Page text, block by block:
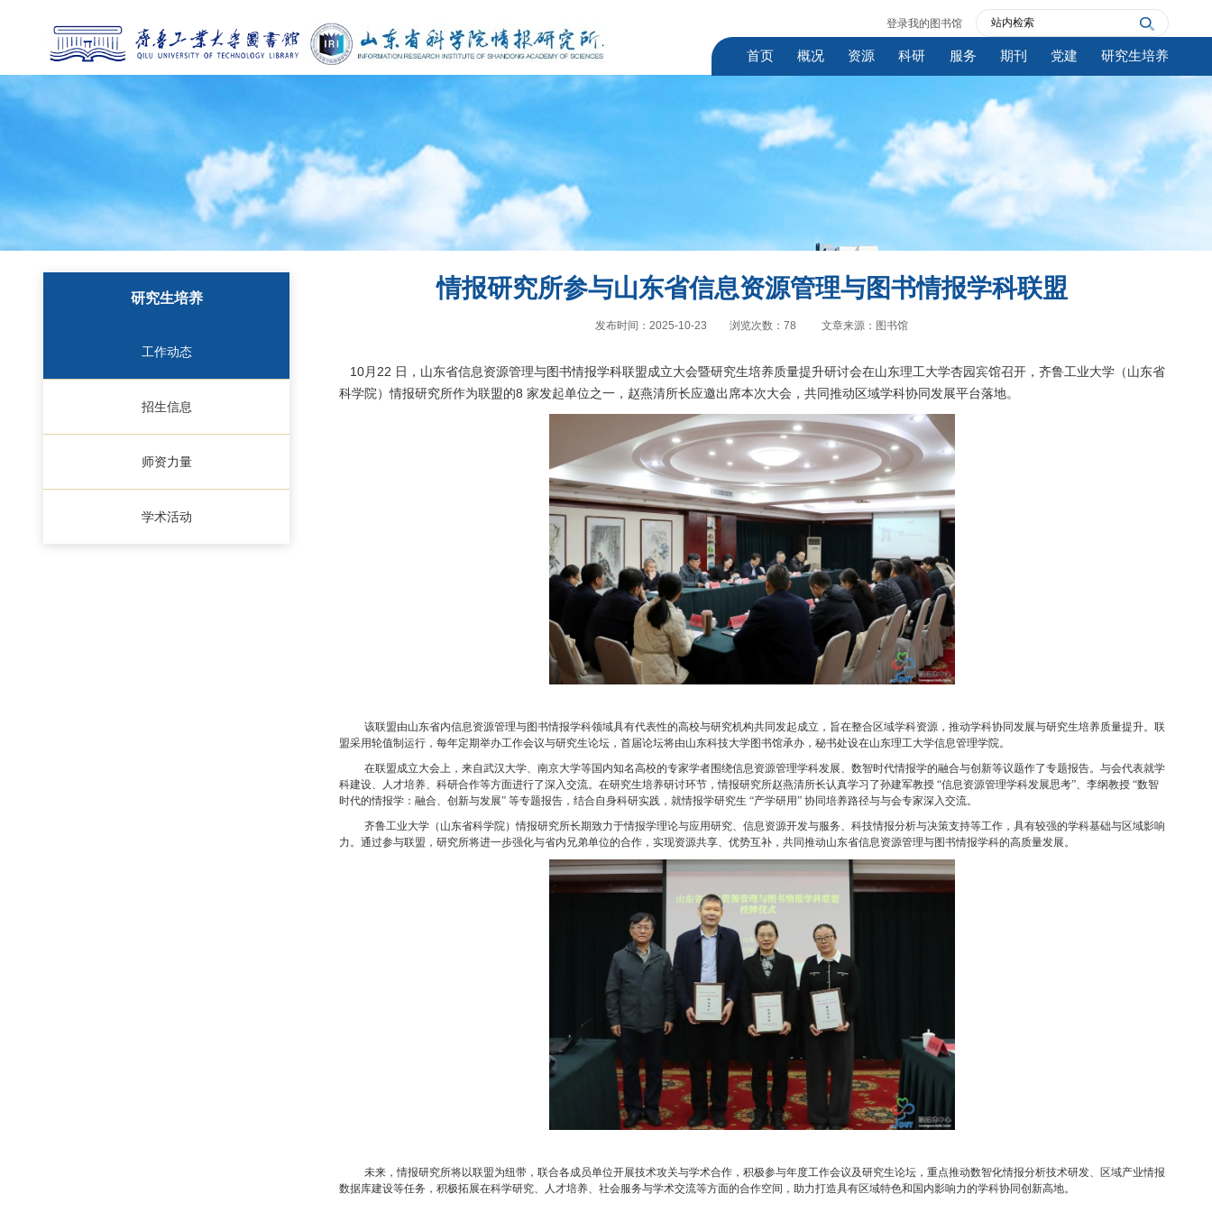
登录我的图书馆
首页 概况 资源 科研 服务 期刊 党建 研究生培养
研究生培养
工作动态
招生信息
师资力量
学术活动
情报研究所参与山东省信息资源管理与图书情报学科联盟
发布时间：2025-10-23 浏览次数：78 文章来源：图书馆
10月22 日，山东省信息资源管理与图书情报学科联盟成立大会暨研究生培养质量提升研讨会在山东理工大学杏园宾馆召开，齐鲁工业大学（山东省
科学院）情报研究所作为联盟的8 家发起单位之一，赵燕清所长应邀出席本次大会，共同推动区域学科协同发展平台落地。
该联盟由山东省内信息资源管理与图书情报学科领域具有代表性的高校与研究机构共同发起成立，旨在整合区域学科资源，推动学科协同发展与研究生培养质量提升。联
盟采用轮值制运行，每年定期举办工作会议与研究生论坛，首届论坛将由山东科技大学图书馆承办，秘书处设在山东理工大学信息管理学院。
在联盟成立大会上，来自武汉大学、南京大学等国内知名高校的专家学者围绕信息资源管理学科发展、数智时代情报学的融合与创新等议题作了专题报告。与会代表就学
科建设、人才培养、科研合作等方面进行了深入交流。在研究生培养研讨环节，情报研究所赵燕清所长认真学习了孙建军教授“信息资源管理学科发展思考”、李纲教授“数智
时代的情报学：融合、创新与发展” 等专题报告，结合自身科研实践，就情报学研究生 “产学研用” 协同培养路径与与会专家深入交流。
齐鲁工业大学（山东省科学院）情报研究所长期致力于情报学理论与应用研究、信息资源开发与服务、科技情报分析与决策支持等工作，具有较强的学科基础与区域影响
力。通过参与联盟，研究所将进一步强化与省内兄弟单位的合作，实现资源共享、优势互补，共同推动山东省信息资源管理与图书情报学科的高质量发展。
未来，情报研究所将以联盟为纽带，联合各成员单位开展技术攻关与学术合作，积极参与年度工作会议及研究生论坛，重点推动数智化情报分析技术研发、区域产业情报
数据库建设等任务，积极拓展在科学研究、人才培养、社会服务与学术交流等方面的合作空间，助力打造具有区域特色和国内影响力的学科协同创新高地。